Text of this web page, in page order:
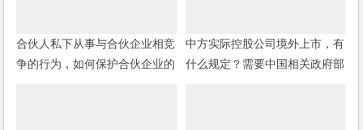
合伙人私下从事与合伙企业相竞
争的行为，如何保护合伙企业的
中方实际控股公司境外上市，有
什么规定？需要中国相关政府部